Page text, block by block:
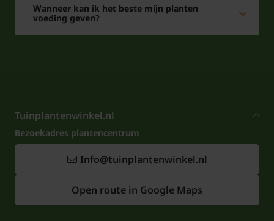
Wanneer kan ik het beste mijn planten
voeding geven?
Tuinplantenwinkel.nl
Bezoekadres plantencentrum
Info@tuinplantenwinkel.nl
Open route in Google Maps